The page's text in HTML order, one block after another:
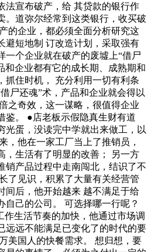
法宣布破产，给 其贷款的银行作
。道弥尔经常到这类银行，收买破
的企业，都必须全面分析研究这
避短地制 订改造计划，采取强有
一个企业就在破产的废墟上“借尸
和企业都有它的成长期、成熟期和
抓住时机， 充分利用一切有利条
尸还魂”术，产品和企业就会得以
之奇效，这一谋略，很值得企业
鉴。 ●店老板示假隐真生财有道
光蛋，没读完中学就出来做工，以
，他在一家工厂当上了推销员，
，生活有了明显的改善； 另一方
销产品过程中走南闯北，结识了不
了见识，积累了大量有关经营管
间后，他开始越来 越不满足于给
自己的公司。 可选择哪一行呢？
作生活节奏的加快，他通过市场调
远远不能满足已变化了的时代的要
美国人的快餐需求。 想归想，要